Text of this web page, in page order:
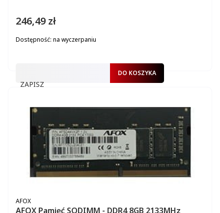
Cena
246,49 zł
Dostępność: na wyczerpaniu
ZAPISZ
DO KOSZYKA
AFOX Pamięć SODIMM - DDR4 8GB 2133MHz
PRODUCENT
AFOX